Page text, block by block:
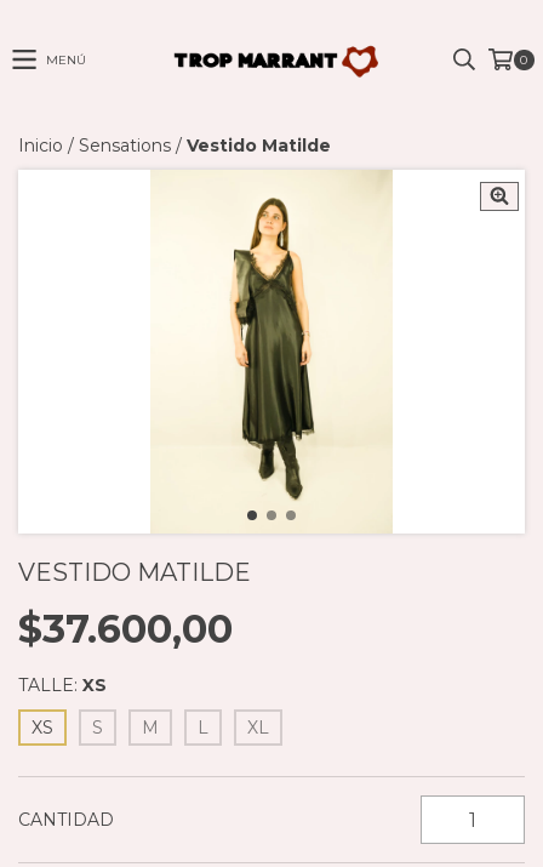
MENÚ 0
Inicio / Sensations / Vestido Matilde
VESTIDO MATILDE
$37.600,00
TALLE: XS
XS
S M L XL
CANTIDAD